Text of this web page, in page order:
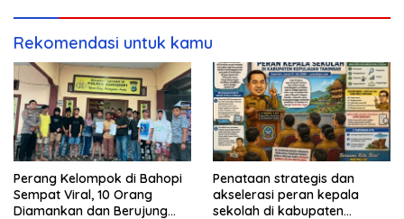
Rekomendasi untuk kamu
Perang Kelompok di Bahopi
Sempat Viral, 10 Orang
Diamankan dan Berujung
Penataan strategis dan
akselerasi peran kepala
sekolah di kabupaten